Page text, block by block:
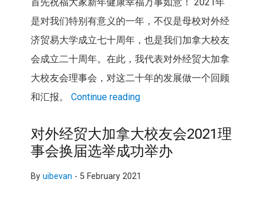
是对我们特别有意义的一年，不仅是母校对外经
济贸易大学成立七十周年，也是我们加拿大校友
会成立二十周年。在此，我代表对外经贸大加拿
大校友会理事会，对这二十年的发展做一个回顾
和汇报。 Continue reading
对外经贸大加拿大校友会2021理
事会换届选举成功举办
By uibevan - 5 February 2021